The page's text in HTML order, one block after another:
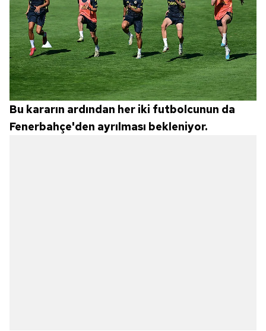
Bu kararın ardından her iki futbolcunun da
Fenerbahçe'den ayrılması bekleniyor.